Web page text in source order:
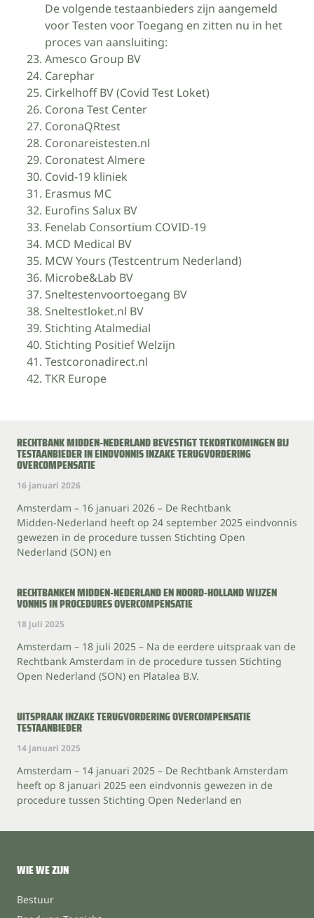
De volgende testaanbieders zijn aangemeld
voor Testen voor Toegang en zitten nu in het
proces van aansluiting:
Amesco Group BV
Carephar
Cirkelhoff BV (Covid Test Loket)
Corona Test Center
CoronaQRtest
Coronareistesten.nl
Coronatest Almere
Covid-19 kliniek
Erasmus MC
Eurofins Salux BV
Fenelab Consortium COVID-19
MCD Medical BV
MCW Yours (Testcentrum Nederland)
Microbe&Lab BV
Sneltestenvoortoegang BV
Sneltestloket.nl BV
Stichting Atalmedial
Stichting Positief Welzijn
Testcoronadirect.nl
TKR Europe
RECHTBANK MIDDEN‑NEDERLAND BEVESTIGT TEKORTKOMINGEN BIJ
TESTAANBIEDER IN EINDVONNIS INZAKE TERUGVORDERING
OVERCOMPENSATIE
16 januari 2026
Amsterdam – 16 januari 2026 – De Rechtbank
Midden‑Nederland heeft op 24 september 2025 eindvonnis
gewezen in de procedure tussen Stichting Open
Nederland (SON) en
RECHTBANKEN MIDDEN-NEDERLAND EN NOORD-HOLLAND WIJZEN
VONNIS IN PROCEDURES OVERCOMPENSATIE
18 juli 2025
Amsterdam – 18 juli 2025 – Na de eerdere uitspraak van de
Rechtbank Amsterdam in de procedure tussen Stichting
Open Nederland (SON) en Platalea B.V.
UITSPRAAK INZAKE TERUGVORDERING OVERCOMPENSATIE
TESTAANBIEDER
14 januari 2025
Amsterdam – 14 januari 2025 – De Rechtbank Amsterdam
heeft op 8 januari 2025 een eindvonnis gewezen in de
procedure tussen Stichting Open Nederland en
WIE WE ZIJN
Bestuur